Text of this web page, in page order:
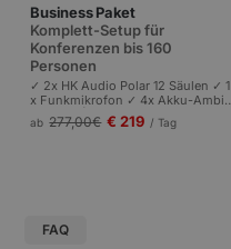
Business Paket
Komplett-Setup für
Konferenzen bis 160
Personen
✓ 2x HK Audio Polar 12 Säulen ✓ 1
x Funkmikrofon ✓ 4x Akku-Ambie
ntlichter | Komplettes Setup für Ta
gungen und Pressekonferenzen |
ab 277,00€ € 219 / Tag
FAQ